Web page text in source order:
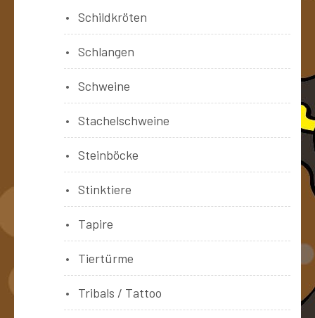
Schildkröten
Schlangen
Schweine
Stachelschweine
Steinböcke
Stinktiere
Tapire
Tiertürme
Tribals / Tattoo